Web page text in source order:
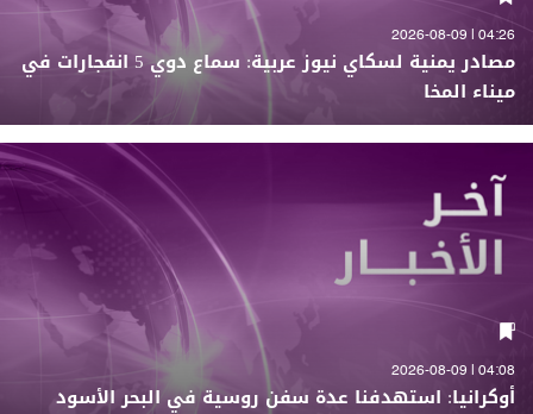
04:26 | 2026-08-09
مصادر يمنية لسكاي نيوز عربية: سماع دوي 5 انفجارات في
ميناء المخا
04:08 | 2026-08-09
أوكرانيا: استهدفنا عدة سفن روسية في البحر الأسود